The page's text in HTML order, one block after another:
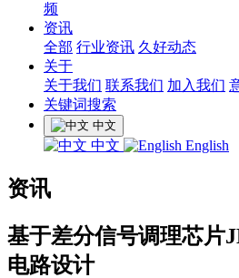
频
资讯
全部 行业资讯 久好动态
关于
关于我们 联系我们 加入我们
关键词搜索
中文
中文 English
资讯
基于差分信号调理芯片
电路设计